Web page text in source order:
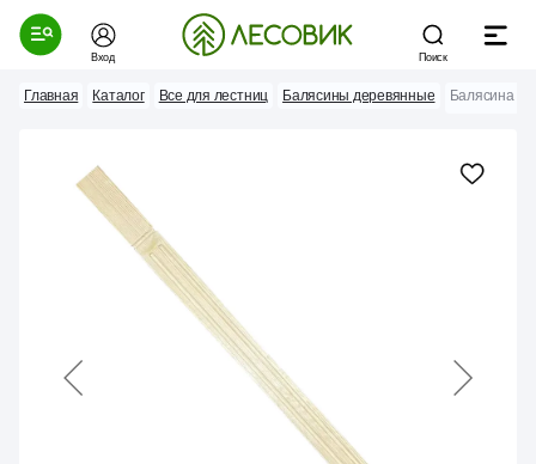
Вход Поиск
Главная Каталог Все для лестниц Балясины деревянные Балясина